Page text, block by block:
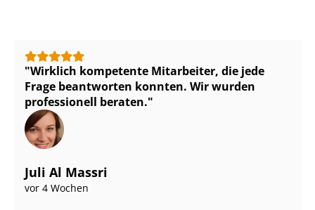
Wirklich kompetente Mitarbeiter, die jede
Frage beantworten konnten. Wir wurden
professionell beraten.
Juli Al Massri
vor 4 Wochen